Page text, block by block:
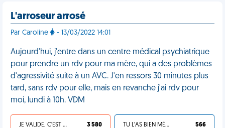
L'arroseur arrosé
Par Caroline - 13/03/2022 14:01
Aujourd'hui, j'entre dans un centre médical psychiatrique
pour prendre un rdv pour ma mère, qui a des problèmes
d'agressivité suite à un AVC. J'en ressors 30 minutes plus
tard, sans rdv pour elle, mais en revanche j'ai rdv pour
moi, lundi à 10h. VDM
JE VALIDE, C'EST UNE VDM 3 580 TU L'AS BIEN MÉRITÉ 566